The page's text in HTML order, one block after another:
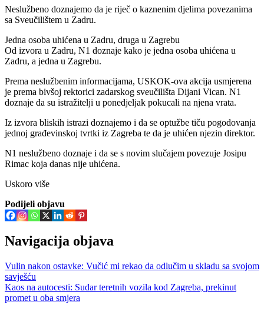
Neslužbeno doznajemo da je riječ o kaznenim djelima povezanima
sa Sveučilištem u Zadru.
Jedna osoba uhićena u Zadru, druga u Zagrebu
Od izvora u Zadru, N1 doznaje kako je jedna osoba uhićena u
Zadru, a jedna u Zagrebu.
Prema neslužbenim informacijama, USKOK-ova akcija usmjerena
je prema bivšoj rektorici zadarskog sveučilišta Dijani Vican. N1
doznaje da su istražitelji u ponedjeljak pokucali na njena vrata.
Iz izvora bliskih istrazi doznajemo i da se optužbe tiču pogodovanja
jednoj građevinskoj tvrtki iz Zagreba te da je uhićen njezin direktor.
N1 neslužbeno doznaje i da se s novim slučajem povezuje Josipu
Rimac koja danas nije uhićena.
Uskoro više
Podijeli objavu
Navigacija objava
Vulin nakon ostavke: Vučić mi rekao da odlučim u skladu sa svojom
savješću
Kaos na autocesti: Sudar teretnih vozila kod Zagreba, prekinut
promet u oba smjera